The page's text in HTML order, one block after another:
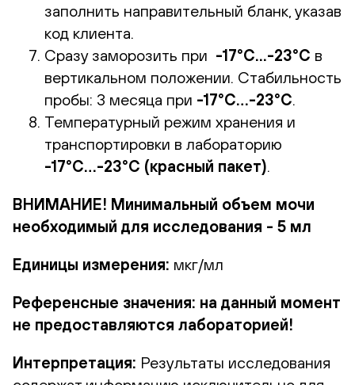
заполнить направительный бланк, указав
код клиента.
Сразу заморозить при -17°С...-23°С в
вертикальном положении. Стабильность
пробы: 3 месяца при -17°С…-23°С
Температурный режим хранения и
транспортировки в лабораторию
-17°С…-23°С (красный пакет)
ВНИМАНИЕ! Минимальный объем мочи
необходимый для исследования - 5 мл
Единицы измерения: мкг/мл
Референсные значения: на данный момент
не предоставляются лабораторией!
Интерпретация: Результаты исследования